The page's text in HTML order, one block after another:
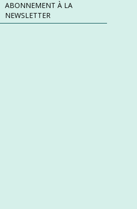
ABONNEMENT À LA
NEWSLETTER